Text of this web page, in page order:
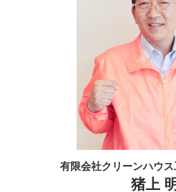
有限会社クリーンハウ
猪上 明